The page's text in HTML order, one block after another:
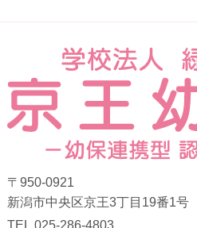
〒950-0921
新潟市中央区京王3丁目19番1号
TEL.025-286-4803